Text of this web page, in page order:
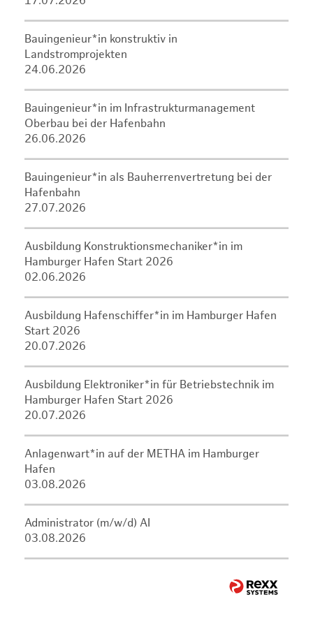
Bauingenieur*in konstruktiv in
Landstromprojekten
24.06.2026
Bauingenieur*in im Infrastrukturmanagement
Oberbau bei der Hafenbahn
26.06.2026
Bauingenieur*in als Bauherrenvertretung bei der
Hafenbahn
27.07.2026
Ausbildung Konstruktionsmechaniker*in im
Hamburger Hafen Start 2026
02.06.2026
Ausbildung Hafenschiffer*in im Hamburger Hafen
Start 2026
20.07.2026
Ausbildung Elektroniker*in für Betriebstechnik im
Hamburger Hafen Start 2026
20.07.2026
Anlagenwart*in auf der METHA im Hamburger
Hafen
03.08.2026
Administrator (m/w/d) AI
03.08.2026